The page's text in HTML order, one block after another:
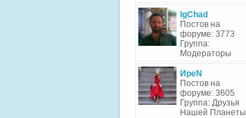
IgChad
Постов на
форуме: 3773
Группа:
Модераторы
ИреN
Постов на
форуме: 3605
Группа: Друзья
Нашей Планеты